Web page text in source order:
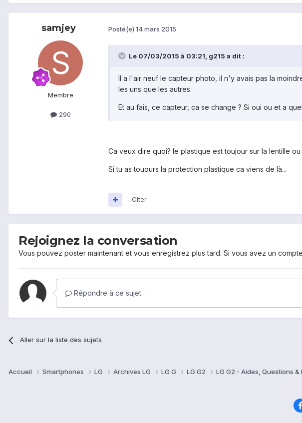
samjey
Membre
290
Posté(e) 14 mars 2015
Le 07/03/2015 à 03:21, g215 a dit :
Il a l'air neuf le capteur photo, il n'y avais pas la
les uns que les autres.
Et au fais, ce capteur, ca se change ? Si oui ou et a
Ca veux dire quoi? le plastique est toujour sur la lentille
Si tu as touours la protection plastique ca viens de là...
Citer
Rejoignez la conversation
Vous pouvez poster maintenant et vous enregistrez plus tard. Si vous avez un
Répondre à ce sujet…
Aller sur la liste des sujets
Accueil Smartphones LG Archives LG LG G LG G2 LG G2 - Aides, Questions &